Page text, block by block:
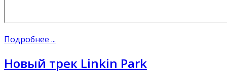
Подробнее ...
Новый трек Linkin Park